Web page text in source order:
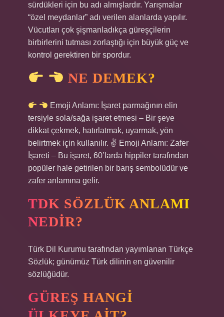
sürdükleri için bu adı almışlardır. Yarışmalar
“özel meydanlar” adı verilen alanlarda yapılır.
Vücutları çok şişmanladıkça güreşçilerin
birbirlerini tutması zorlaştığı için büyük güç ve
kontrol gerektiren bir spordur.
NE DEMEK?
Emoji Anlamı: İşaret parmağının elin
tersiyle sola/sağa işaret etmesi – Bir şeye
dikkat çekmek, hatırlatmak, uyarmak, yön
belirtmek için kullanılır. ✌ Emoji Anlamı: Zafer
İşareti – Bu işaret, 60’larda hippiler tarafından
popüler hale getirilen bir barış sembolüdür ve
zafer anlamına gelir.
TDK SÖZLÜK ANLAMI
NEDIR?
Türk Dil Kurumu tarafından yayımlanan Türkçe
Sözlük; günümüz Türk dilinin en güvenilir
sözlüğüdür.
GÜREŞ HANGI